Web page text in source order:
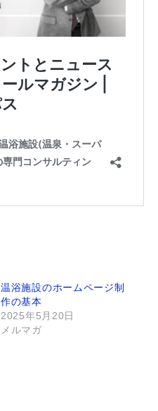
温浴施設のホームページ制
作の基本
2025年5月20日
メルマガ